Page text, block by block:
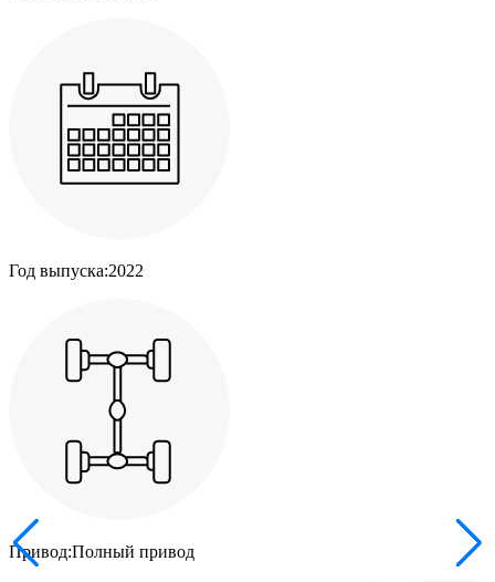
Год выпуска:2022
Привод:Полный привод